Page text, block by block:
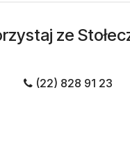
ze
(22) 828 91 23